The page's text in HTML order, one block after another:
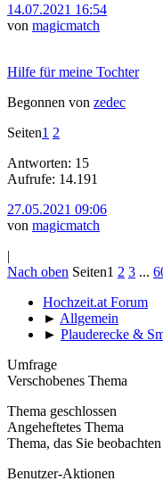
14.07.2021 16:54
von magicmatch
Hilfe für meine Tochter
Begonnen von zedec
Seiten1 2
Antworten: 15
Aufrufe: 14.191
27.05.2021 09:06
von magicmatch
|
Nach oben Seiten1 2 3 ...
Hochzeit.at Forum
► Allgemein
► Plauderecke &
Umfrage
Verschobenes Thema
Thema geschlossen
Angeheftetes Thema
Thema, das Sie beobachten
Benutzer-Aktionen